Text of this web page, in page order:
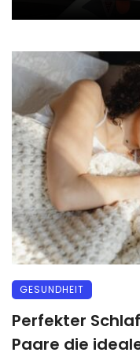
GESUNDHEIT
Perfekter
Paare die